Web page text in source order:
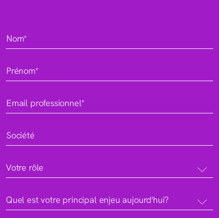
Nom*
Prénom*
Email professionnel*
Société
Votre rôle
Quel est votre principal enjeu aujourd'hui?